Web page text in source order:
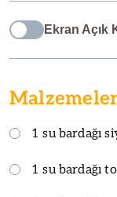
Ekran Açık
1 su bardağı
1 su bardağı